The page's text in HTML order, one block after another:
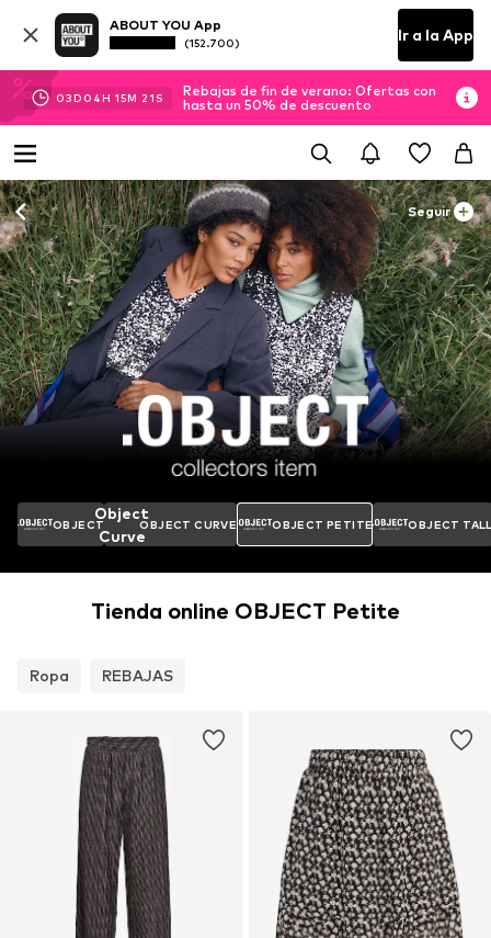
ABOUT YOU App
(152.700) Ir a la App
03D 04H 15M 20S
Rebajas de fin de verano: Ofertas con
hasta un 50% de descuento
Seguir
OBJECT
Object
Curve
OBJECT CURVE OBJECT PETITE OBJECT
Tienda online OBJECT Petite
Ropa REBAJAS